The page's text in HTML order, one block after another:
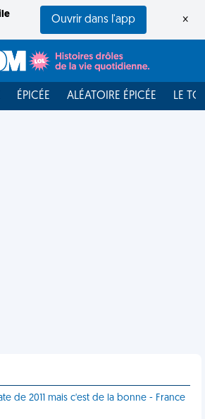
Ouvrir dans l'app ×
ÉPICÉE ALÉATOIRE ÉPICÉE LE
de 2011 mais c'est de la bonne - France